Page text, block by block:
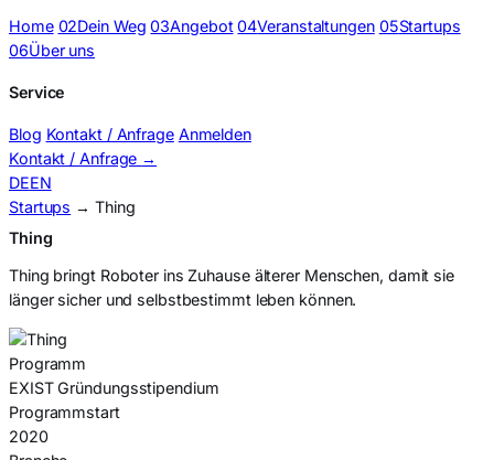
Home 02Dein Weg 03Angebot 04Veranstaltungen 05Startups
06Über uns
Service
Blog Kontakt / Anfrage Anmelden
Kontakt / Anfrage →
DEEN
Startups → Thing
Thing
Thing bringt Roboter ins Zuhause älterer Menschen, damit sie
länger sicher und selbstbestimmt leben können.
Programm
EXIST Gründungsstipendium
Programmstart
2020